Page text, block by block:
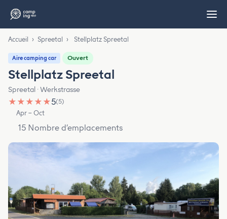
Accueil › Spreetal › Stellplatz Spreetal
Aire camping car Ouvert
Stellplatz Spreetal
Spreetal · Werkstrasse
★ ★ ★ ★ ★5(5)
Apr – Oct
15 Nombre d’emplacements